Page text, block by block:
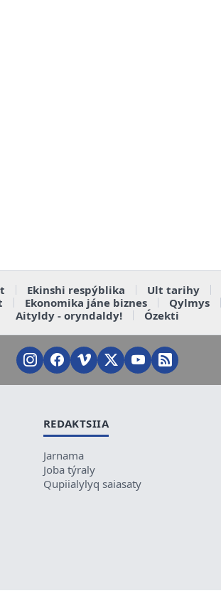
Ekinshi respýblika Ult tarihy
Ekonomika jáne biznes Qylmys
Aityldy - oryndaldy!
Ózekti
REDAKTSIIA
Jarnama
Joba týraly
Qupiialylyq saiasaty